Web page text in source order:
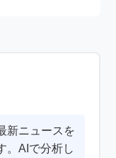
新ニュースを
。AIで分析し